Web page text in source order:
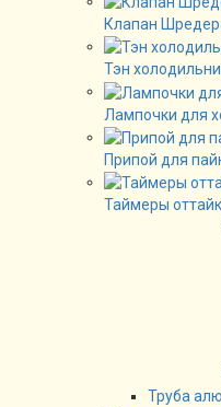
Клапан
Тэн
Лампочки для
Припой для
Таймеры
Труба